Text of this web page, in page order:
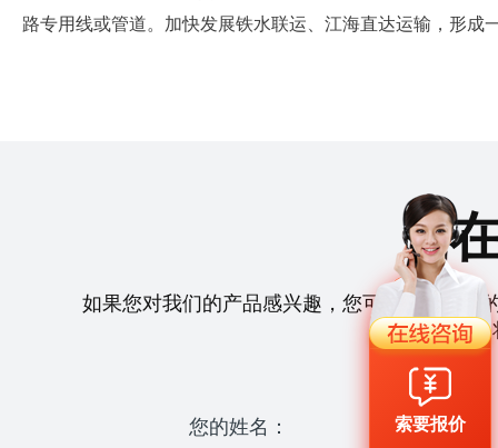
路专用线或管道。 加快发展铁水联运、江海直达运输，形成
如果您对我们的产品感兴趣，您可以拨打我们
们
您的姓名： 索要报价